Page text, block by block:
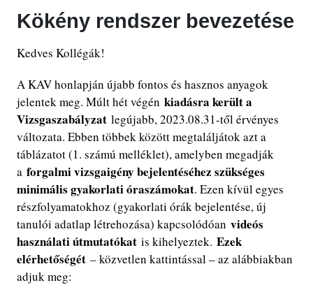
Kökény rendszer bevezetése
Kedves Kollégák!
A KAV honlapján újabb fontos és hasznos anyagok
jelentek meg. Múlt hét végén kiadásra került a
Vizsgaszabályzat legújabb, 2023.08.31-től érvényes
változata. Ebben többek között megtaláljátok azt a
táblázatot (1. számú melléklet), amelyben megadják
a forgalmi vizsgaigény bejelentéséhez szükséges
minimális gyakorlati óraszámokat. Ezen kívül egyes
részfolyamatokhoz (gyakorlati órák bejelentése, új
tanulói adatlap létrehozása) kapcsolódóan videós
használati útmutatókat is kihelyeztek. Ezek
elérhetőségét – közvetlen kattintással – az alábbiakban
adjuk meg: